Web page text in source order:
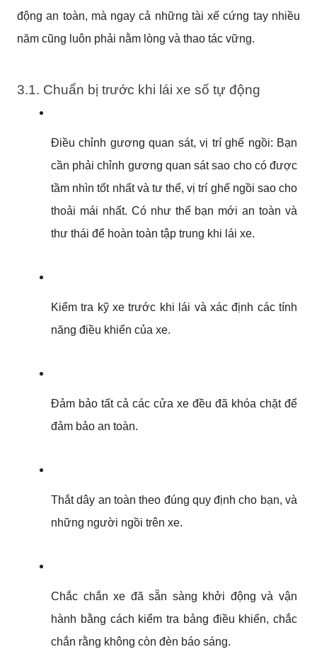
động an toàn, mà ngay cả những tài xế cứng tay nhiều
năm cũng luôn phải nằm lòng và thao tác vững.
3.1. Chuẩn bị trước khi lái xe số tự động
Điều chỉnh gương quan sát, vị trí ghế ngồi: Bạn
cần phải chỉnh gương quan sát sao cho có được
tầm nhìn tốt nhất và tư thế, vị trí ghế ngồi sao cho
thoải mái nhất. Có như thế bạn mới an toàn và
thư thái để hoàn toàn tập trung khi lái xe.
Kiểm tra kỹ xe trước khi lái và xác định các tính
năng điều khiển của xe.
Đảm bảo tất cả các cửa xe đều đã khóa chặt để
đảm bảo an toàn.
Thắt dây an toàn theo đúng quy định cho bạn, và
những người ngồi trên xe.
Chắc chắn xe đã sẵn sàng khởi động và vận
hành bằng cách kiểm tra bảng điều khiển, chắc
chắn rằng không còn đèn báo sáng.